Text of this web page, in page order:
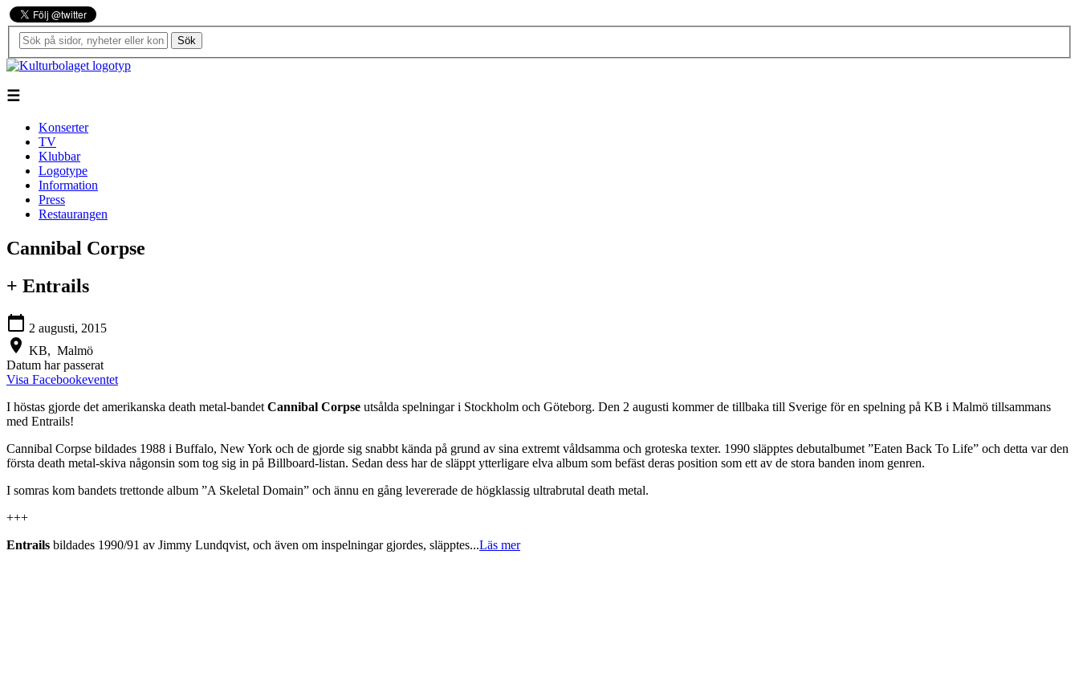
Sök
☰
Konserter
TV
Klubbar
Logotype
Information
Press
Restaurangen
Cannibal Corpse
+ Entrails
calendar_today 2 augusti, 2015
location_on KB, Malmö
Datum har passerat
Visa Facebookeventet
I höstas gjorde det amerikanska death metal-bandet Cannibal Corpse utsålda spelningar i Stockholm och Göteborg. Den 2 augusti kommer de tillbaka till Sverige för en spelning på KB i Malmö tillsammans
med Entrails!
Cannibal Corpse bildades 1988 i Buffalo, New York och de gjorde sig snabbt kända på grund av sina extremt våldsamma och groteska texter. 1990 släpptes debutalbumet ”Eaten Back To Life” och detta var den
första death metal-skiva någonsin som tog sig in på Billboard-listan. Sedan dess har de släppt ytterligare elva album som befäst deras position som ett av de stora banden inom genren.
I somras kom bandets trettonde album ”A Skeletal Domain” och ännu en gång levererade de högklassig ultrabrutal death metal.
+++
Entrails bildades 1990/91 av Jimmy Lundqvist, och även om inspelningar gjordes, släpptes...Läs mer